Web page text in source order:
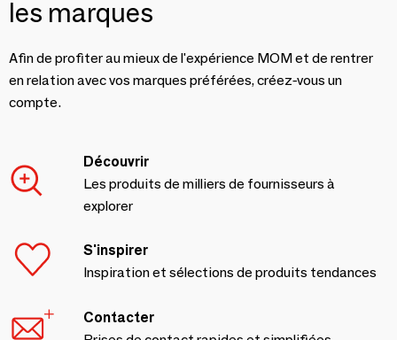
les marques
Afin de profiter au mieux de l'expérience MOM et de rentrer
en relation avec vos marques préférées, créez-vous un
compte.
Découvrir
Les produits de milliers de fournisseurs à
explorer
S'inspirer
Inspiration et sélections de produits tendances
Contacter